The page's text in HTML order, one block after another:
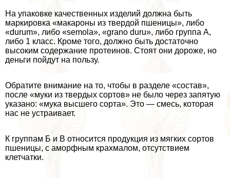
На упаковке качественных изделий должна быть
маркировка «макароны из твердой пшеницы», либо
«durum», либо «semola», «grano duru», либо группа А,
либо 1 класс. Кроме того, должно быть достаточно
высоким содержание протеинов. Стоят они дороже, но
деньги пойдут на пользу.
Обратите внимание на то, чтобы в разделе «состав»,
после «муки из твердых сортов» не было через запятую
указано: «мука высшего сорта». Это — смесь, которая
нас не устраивает.
К группам Б и В относится продукция из мягких сортов
пшеницы, с аморфным крахмалом, отсутствием
клетчатки.